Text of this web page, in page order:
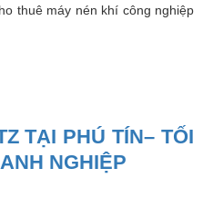
thuê máy nén khí công nghiệp
TẠI PHÚ TÍN– TỐI
NGHIỆP